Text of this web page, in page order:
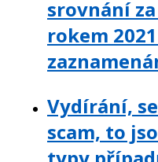
srovnání
rokem
Vydírání,
scam, to